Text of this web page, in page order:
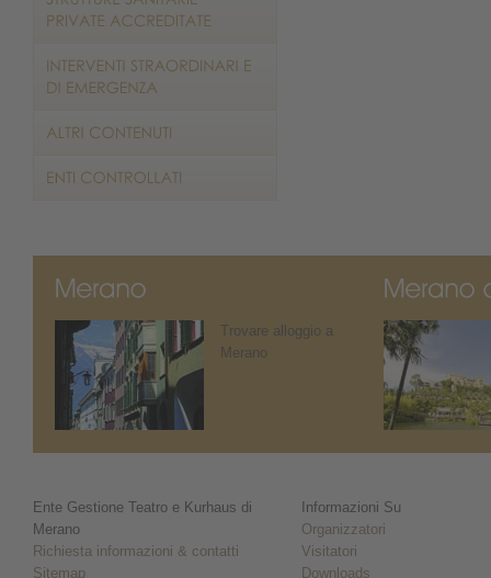
Trovare alloggio a
Merano
Ente Gestione Teatro e Kurhaus di
Merano
Richiesta informazioni & contatti
Sitemap
Informazioni Su
Organizzatori
Visitatori
Downloads